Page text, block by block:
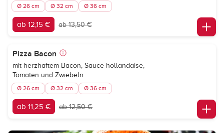
Ø 26 cm Ø 32 cm Ø 36 cm
ab 12,15 € ab 13,50 €
Pizza Bacon
mit herzhaftem Bacon, Sauce hollandaise,
Tomaten und Zwiebeln
Ø 26 cm Ø 32 cm Ø 36 cm
ab 11,25 € ab 12,50 €